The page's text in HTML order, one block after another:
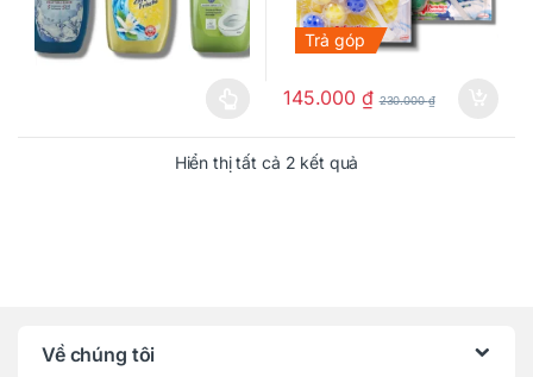
Sản phẩm này có nhiều biến thể. Các tùy chọn có thể được
Trả góp
145.000 ₫ 230.000₫
Hiển thị tất cả 2 kết quả
Về chúng tôi